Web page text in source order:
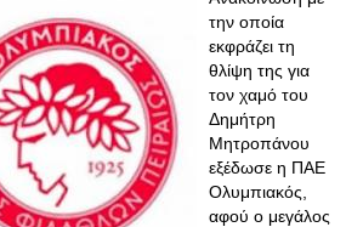
την οποία
εκφράζει τη
θλίψη της για
τον χαμό του
Δημήτρη
Μητροπάνου
εξέδωσε η ΠΑΕ
Ολυμπιακός,
αφού ο μεγάλος